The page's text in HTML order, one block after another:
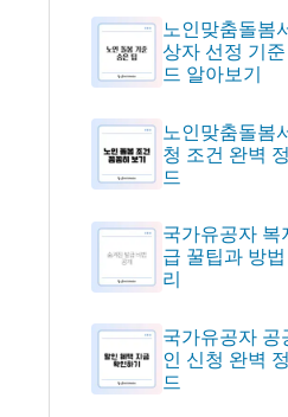
노인맞춤돌봄
상자 선정 기
드 알아보기
노인맞춤돌봄
청 조건 완벽
드
국가유공자 복
급 꿀팁과 방
리
국가유공자 공
인 신청 완벽
드